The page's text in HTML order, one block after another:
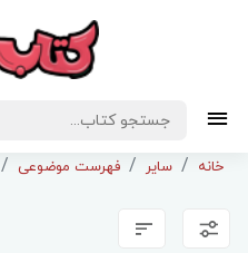
خانه سایر فهرست موضوعی